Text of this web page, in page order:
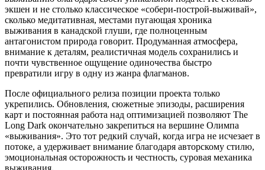
экшен и не столько классическое «собери-построй-выживай»,
сколько медитативная, местами пугающая хроника
выживания в канадской глуши, где полноценным
антагонистом природа говорит. Продуманная атмосфера,
внимание к деталям, реалистичная модель сохранились и
почти чувственное ощущение одиночества быстро
превратили игру в одну из жанра флагманов.
После официального релиза позиции проекта только
укрепились. Обновления, сюжетные эпизоды, расширения
карт и постоянная работа над оптимизацией позволяют The
Long Dark окончательно закрепиться на вершине Олимпа
«выживания». Это тот редкий случай, когда игра не исчезает в
потоке, а удерживает внимание благодаря авторскому стилю,
эмоциональная осторожность и честность, суровая механика